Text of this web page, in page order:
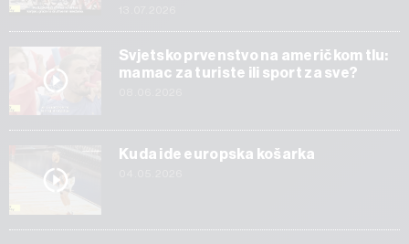
Svjetsko prvenstvo na američkom tlu:
mamac za turiste ili sport za sve?
Kuda ide europska košarka